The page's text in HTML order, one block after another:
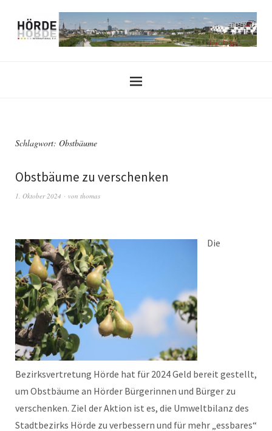
Schlagwort: Obstbäume
Obstbäume zu verschenken
1. Oktober 2024 von thomas
Die
Bezirksvertretung Hörde hat für 2024 Geld bereit gestellt,
um Obstbäume an Hörder Bürgerinnen und Bürger zu
verschenken. Ziel der Aktion ist es, die Umweltbilanz des
Stadtbezirks Hörde zu verbessern und für mehr „essbares“